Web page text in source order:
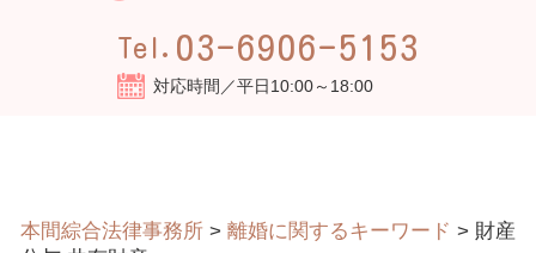
Tel. 03-6906-5153
対応時間／平日10:00～18:00
本間綜合法律事務所 > 離婚に関するキーワード > 財産